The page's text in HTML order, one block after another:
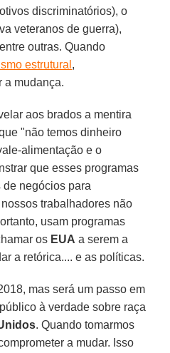
discriminatórios), o
veteranos de guerra),
outras. Quando
estrutural ,
a mudança.
aos brados a mentira
"não temos dinheiro
alimentação e o
que esses programas
negócios para
trabalhadores não
usam programas
os EUA a serem a
a retórica.... e as políticas.
mas será um passo em
à verdade sobre raça
. Quando tomarmos
a mudar. Isso